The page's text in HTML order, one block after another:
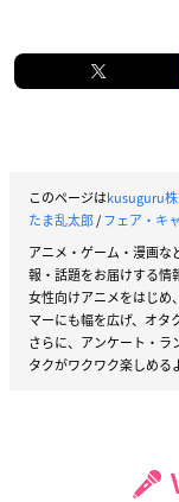
このページはkusuguru
たま乱太郎/フェア・キ
アニメ・ゲーム・漫画
報・話題をお届けする情
女性向けアニメをはじめ
マーにも幅を広げ、オタ
さらに、アンケート・ラ
タクがワクワク楽しめる